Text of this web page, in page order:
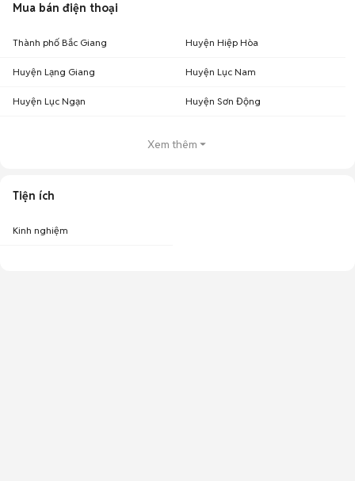
Mua bán điện thoại
Thành phố Bắc Giang Huyện Hiệp Hòa
Huyện Lạng Giang Huyện Lục Nam
Huyện Lục Ngạn Huyện Sơn Động
Xem thêm
Tiện ích
Kinh nghiệm